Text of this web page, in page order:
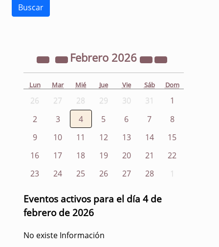
Febrero 2026
Lun Mar Mié Jue Vie Sáb Dom
26 27 28 29 30 31
1
2
3 4 5 6 7
8
9
10 11 12 13 14
15
16
17 18 19 20 21
22
23
24 25 26 27 28 1
Eventos activos para el día 4 de
febrero de 2026
No existe Información